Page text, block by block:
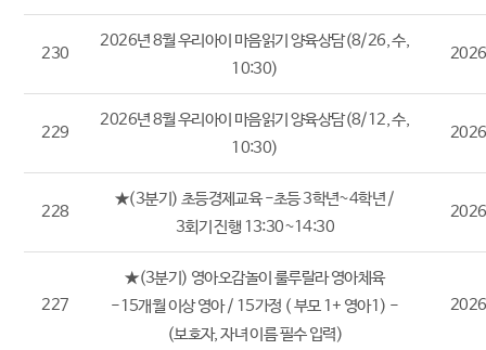
230
2026년 8월 우리아이 마음읽기 양육상담(8/26, 수,
10:30)
229
2026년 8월 우리아이 마음읽기 양육상담(8/12, 수,
10:30)
228
★(3분기) 초등경제교육 -초등 3학년~4학년 /
3회기 진행 13:30~14:30
227
★(3분기) 영아오감놀이 룰루랄라 영아체육
-15개월 이상 영아 / 15가정 ( 부모 1+ 영아1) -
(보호자, 자녀 이름 필수 입력)